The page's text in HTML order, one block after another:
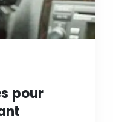
pour